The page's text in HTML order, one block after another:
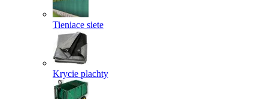
Tieniace siete
Krycie plachty